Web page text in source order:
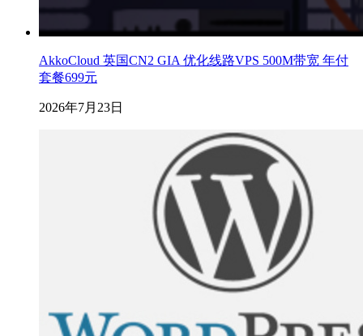
AkkoCloud 英国CN2 GIA 优化线路VPS 500M带宽 年付
套餐699元
2026年7月23日